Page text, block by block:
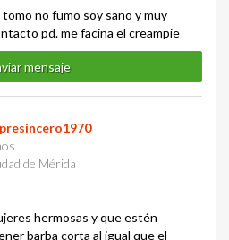
no fumo soy sano y muy
pd. me facina el creampie
mensaje
de Mérida
hermosas y que estén
barba corta al igual que el